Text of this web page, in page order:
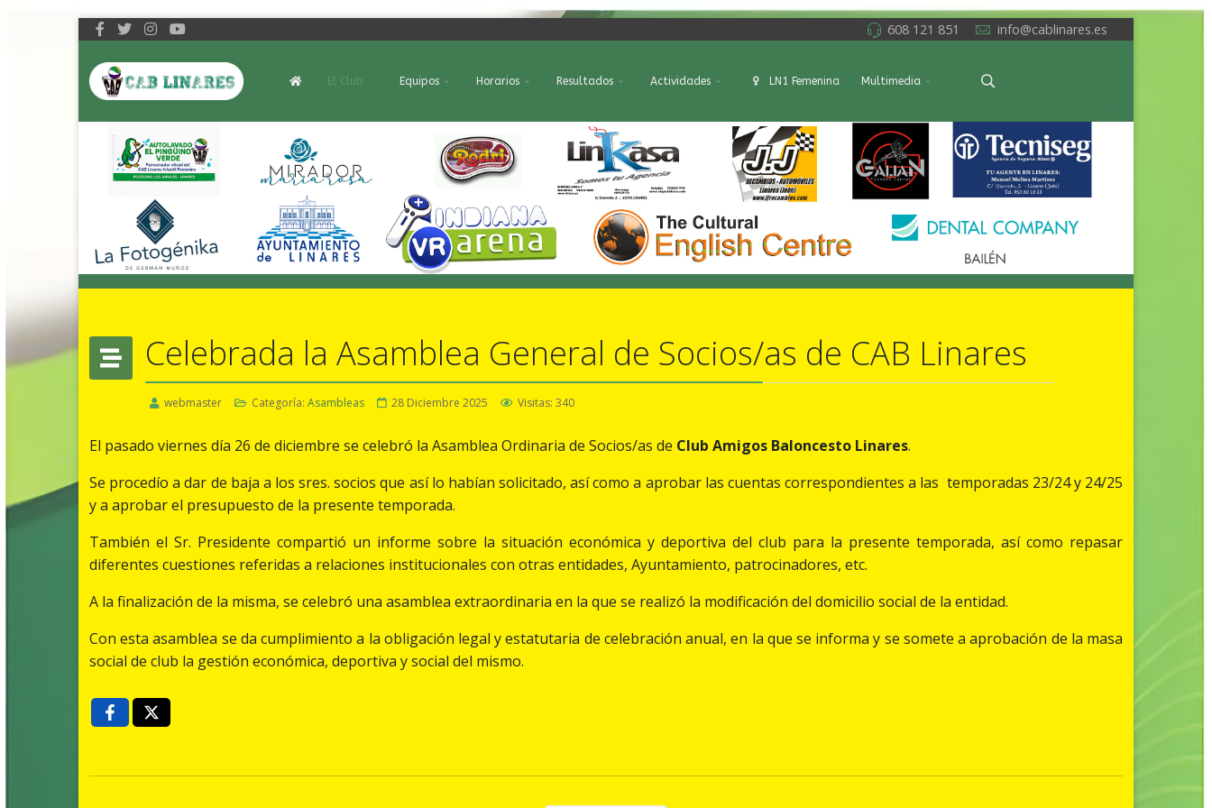
608 121 851 info@cablinares.es
El Club Equipos Horarios Resultados Actividades LN1 Femenina Multimedia
Celebrada la Asamblea General de Socios/as de CAB Linares
webmaster Categoría: Asambleas 28 Diciembre 2025 Visitas: 340
El pasado viernes día 26 de diciembre se celebró la Asamblea Ordinaria de Socios/as de Club Amigos Baloncesto Linares.
Se procedío a dar de baja a los sres. socios que así lo habían solicitado, así como a aprobar las cuentas correspondientes a las temporadas 23/24 y 24/25
y a aprobar el presupuesto de la presente temporada.
También el Sr. Presidente compartió un informe sobre la situación económica y deportiva del club para la presente temporada, así como repasar
diferentes cuestiones referidas a relaciones institucionales con otras entidades, Ayuntamiento, patrocinadores, etc.
A la finalización de la misma, se celebró una asamblea extraordinaria en la que se realizó la modificación del domicilio social de la entidad.
Con esta asamblea se da cumplimiento a la obligación legal y estatutaria de celebración anual, en la que se informa y se somete a aprobación de la masa
social de club la gestión económica, deportiva y social del mismo.